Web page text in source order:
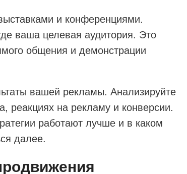
и конференциями.
ваша целевая аудитория. Это
общения и демонстрации
вашей рекламы. Анализируйте
реакциях на рекламу и конверсии.
работают лучше и в каком
далее.